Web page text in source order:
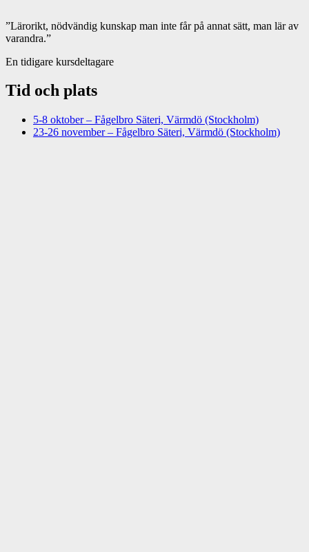
”Lärorikt, nödvändig kunskap man inte får på annat sätt, man lär av
varandra.”
En tidigare kursdeltagare
Tid och plats
5-8 oktober – Fågelbro Säteri, Värmdö (Stockholm)
23-26 november – Fågelbro Säteri, Värmdö (Stockholm)